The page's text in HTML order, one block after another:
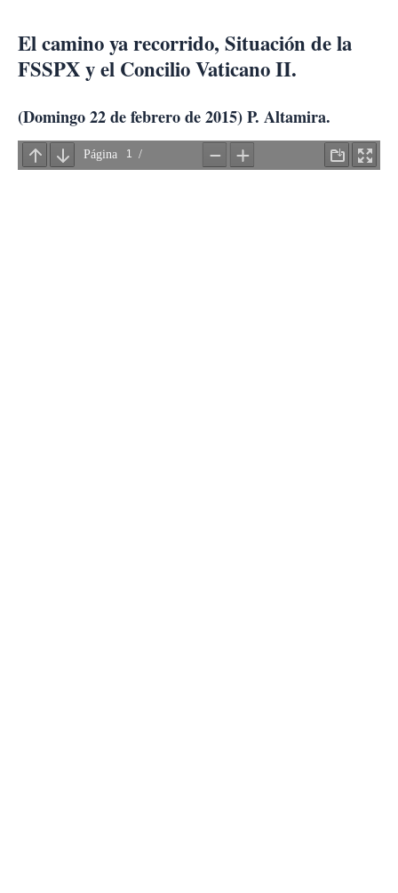
contenido
El camino ya recorrido, Situación de la
FSSPX y el Concilio Vaticano II.
(Domingo 22 de febrero de 2015) P. Altamira.